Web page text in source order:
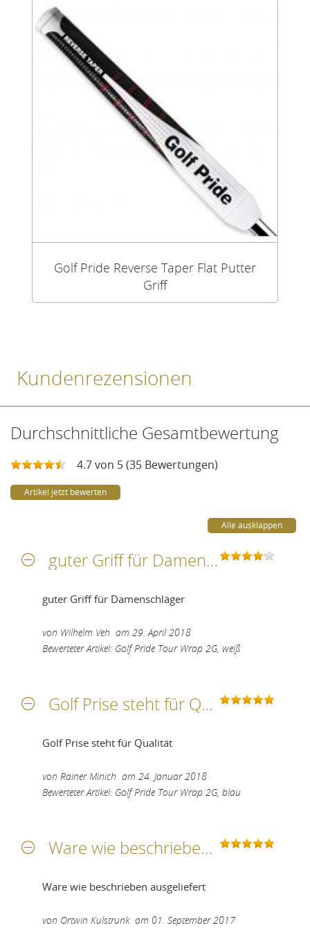
Golf Pride Reverse Taper Flat Putter
Griff
Kundenrezensionen
Durchschnittliche Gesamtbewertung
4.7 von 5 (35 Bewertungen)
Artikel jetzt bewerten
Alle ausklappen
guter Griff für Damenschläger
guter Griff für Damenschläger
von Wilhelm Veh am 29. April 2018
Bewerteter Artikel: Golf Pride Tour Wrap 2G, weiß
Golf Prise steht für Qualität
Golf Prise steht für Qualität
von Rainer Minich am 24. Januar 2018
Bewerteter Artikel: Golf Pride Tour Wrap 2G, blau
Ware wie beschrieben ausgeliefert
Ware wie beschrieben ausgeliefert
von Ortwin Kulstrunkam 01. September 2017